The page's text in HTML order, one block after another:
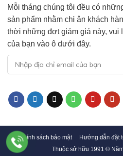
Mỗi tháng chúng tôi đều có
sản phẩm nhằm chi ân khách
thời những đợt giảm giá này, vui
của bạn vào ô dưới đây.
Chính sách bảo mật Hướng dẫn đặt
Thuộc sở hữu 1991 ©